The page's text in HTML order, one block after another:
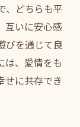
、どちらも平
互いに安心感
びを通じて良
は、愛情をも
せに共存でき